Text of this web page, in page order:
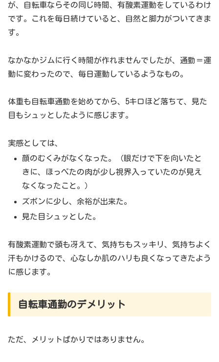
が、自転車ならその同じ時間、有酸素運動をしているわけ
です。これを毎日続けていると、自然と脚力がついてきま
す。
なかなかジムに行く時間が作れませんでしたが、通勤＝運
動に変わったので、毎日運動しているようなもの。
体重も自転車通勤を始めてから、5キロほど落ちて、見た
目もシュッとしたように感じます。
実感としては、
顔のむくみがなくなった。（眼だけで下を向いたと
きに、ほっぺたの肉が少し視界入っていたのが見え
なくなったこと。）
ズボンに少し、余裕が出来た。
見た目シュッとした。
有酸素運動で頭も冴えて、気持ちもスッキリ、気持ちよく
汗もかけるので、心なしか肌のハリも良くなってきたよう
に感じます。
自転車通勤のデメリット
ただ、メリットばかりではありません。